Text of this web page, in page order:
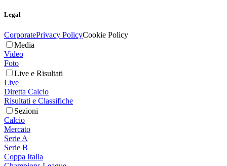
Legal
CorporatePrivacy PolicyCookie Policy
Media
Video
Foto
Live e Risultati
Live
Diretta Calcio
Risultati e Classifiche
Sezioni
Calcio
Mercato
Serie A
Serie B
Coppa Italia